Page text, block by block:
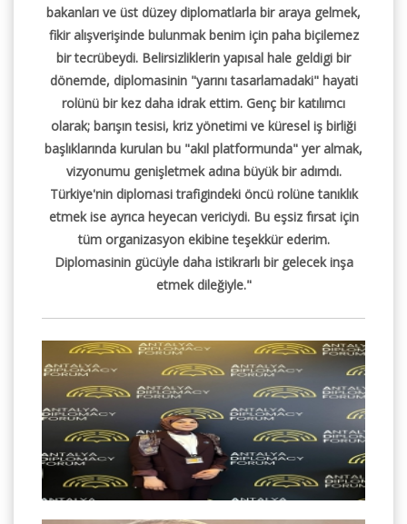
bakanları ve üst düzey diplomatlarla bir araya gelmek,
fikir alışverişinde bulunmak benim için paha biçilemez
bir tecrübeydi. Belirsizliklerin yapısal hale geldigi bir
dönemde, diplomasinin "yarını tasarlamadaki" hayati
rolünü bir kez daha idrak ettim. Genç bir katılımcı
olarak; barışın tesisi, kriz yönetimi ve küresel iş birliği
başlıklarında kurulan bu "akıl platformunda" yer almak,
vizyonumu genişletmek adına büyük bir adımdı.
Türkiye'nin diplomasi trafigindeki öncü rolüne tanıklık
etmek ise ayrıca heyecan vericiydi. Bu eşsiz fırsat için
tüm organizasyon ekibine teşekkür ederim.
Diplomasinin gücüyle daha istikrarlı bir gelecek inşa
etmek dileğiyle."